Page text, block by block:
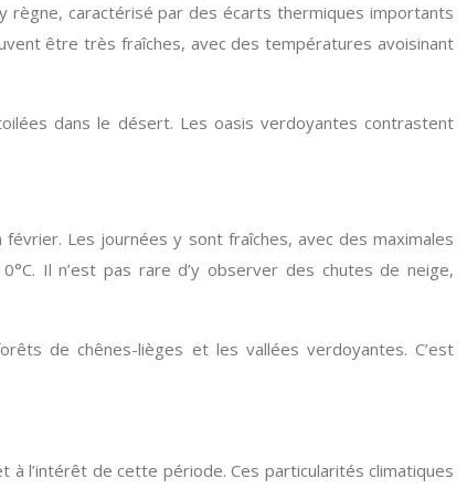
règne, caractérisé par des écarts thermiques importants
être très fraîches, avec des températures avoisinant
dans le désert. Les oasis verdoyantes contrastent
Les journées y sont fraîches, avec des maximales
Il n’est pas rare d’y observer des chutes de neige,
de chênes-lièges et les vallées verdoyantes. C’est
l’intérêt de cette période. Ces particularités climatiques